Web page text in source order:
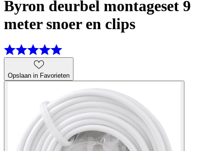
Byron deurbel montageset 9
meter snoer en clips
Opslaan in Favorieten